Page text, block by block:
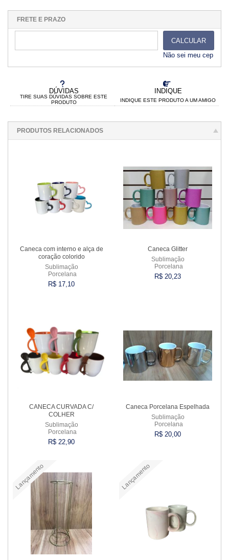
DÚVIDAS
TIRE SUAS DÚVIDAS SOBRE ESTE
PRODUTO
INDIQUE
INDIQUE ESTE PRODUTO A UM AMIGO
..
...
FRETE E PRAZO
CALCULAR
Não sei meu cep
PRODUTOS RELACIONADOS
Caneca com interno e alça de
coração colorido
Sublimação
Porcelana
R$ 17,10
Caneca Glitter
Sublimação
Porcelana
R$ 20,23
CANECA CURVADA C/
COLHER
Sublimação
Porcelana
R$ 22,90
Caneca Porcelana Espelhada
Sublimação
Porcelana
R$ 20,00
Lançamento Lançamento